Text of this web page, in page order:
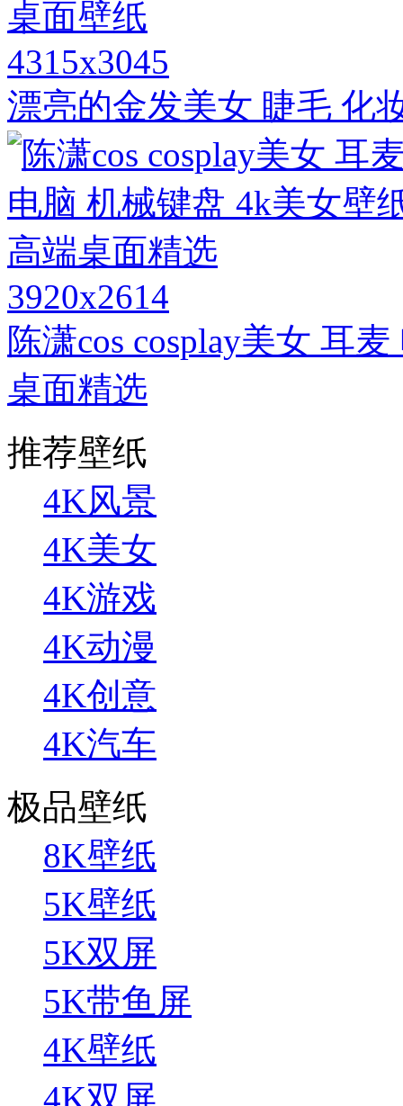
4315x3045
漂亮的金发美女 睫毛 化
3920x2614
陈潇cos cosplay美女 耳
桌面精选
推荐壁纸
4K风景
4K美女
4K游戏
4K动漫
4K创意
4K汽车
极品壁纸
8K壁纸
5K壁纸
5K双屏
5K带鱼屏
4K壁纸